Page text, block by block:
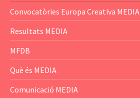
Convocatòries Europa Creativa MEDIA
— Content Cluster
— Business Cluster
— Audience Cluster
— Altres
Resultats MEDIA
MFDB
Què és MEDIA
— El subprograma MEDIA
Comunicació MEDIA